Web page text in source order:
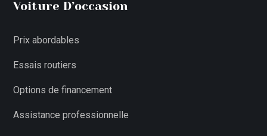
Voiture D’occasion
Prix abordables
Essais routiers
Options de financement
Assistance professionnelle